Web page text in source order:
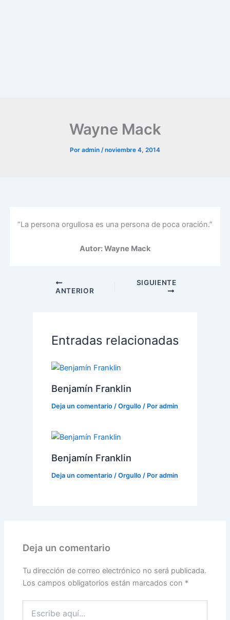
Wayne Mack
Por admin /noviembre 4, 2014
“La persona orgullosa es una persona de poca oración.”
Autor: Wayne Mack
ANTERIOR
SIGUIENTE
Entradas relacionadas
Benjamín Franklin
Deja un comentario / Orgullo / Por admin
Benjamín Franklin
Deja un comentario / Orgullo / Por admin
Deja un comentario
Tu dirección de correo electrónico no será publicada.
Los campos obligatorios están marcados con *
aquí...